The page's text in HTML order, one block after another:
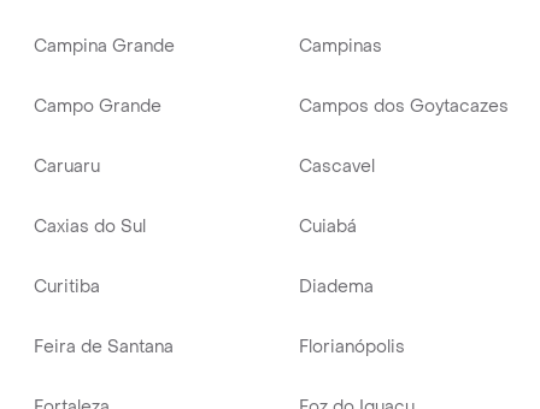
Campina Grande Campinas
Campo Grande Campos dos Goytacazes
Caruaru Cascavel
Caxias do Sul Cuiabá
Curitiba Diadema
Feira de Santana Florianópolis